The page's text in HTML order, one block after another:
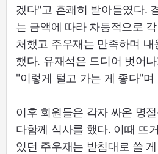
겠다"고 흔쾌히 받아들였다.
는 금액에 따라 차등적으로
처했고 주우재는 만족하며
했다. 유재석은 드디어 벗어
"이렇게 털고 가는 게 좋다"며
이후 회원들은 각자 싸온 명
다함께 식사를 했다. 이때 뜨
있던 주우재는 받침대로 쓸